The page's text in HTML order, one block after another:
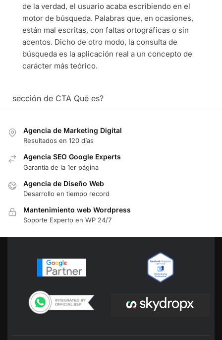
de la verdad, el usuario acaba escribiendo en el
motor de búsqueda. Palabras que, en ocasiones,
están mal escritas, con faltas ortográficas o sin
acentos. Dicho de otro modo, la consulta de
búsqueda es la aplicación real a un concepto de
carácter más teórico.
sección de CTA Qué es?
Agencia de Marketing Digital
Resultados en 120 días
Agencia SEO Google Experts
Garantía de la 1er página
Agencia de Diseño Web
Desarrollo en tiempo record
Mantenimiento web Wordpress
Soporte Experto en WP 24/7